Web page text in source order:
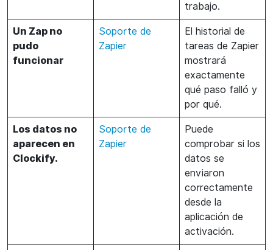
trabajo.
Un Zap no
pudo
funcionar
Soporte de
Zapier
El historial de
tareas de Zapier
mostrará
exactamente
qué paso falló y
por qué.
Los datos no
aparecen en
Clockify.
Soporte de
Zapier
Puede
comprobar si los
datos se
enviaron
correctamente
desde la
aplicación de
activación.